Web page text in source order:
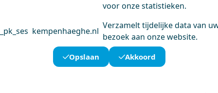
voor onze statistieken.
_pk_ses kempenhaeghe.nl
Verzamelt tijdelijke data van
bezoek aan onze website.
Opslaan Akkoord